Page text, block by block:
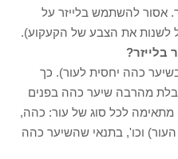
אסור להשתמש בלייזר על
לשנות את הצבע של הקעקוע).
בלייזר?
כהה יחסית לעור). כך
מהרבה שיער כהה בפנים
לכל סוג של עור: כהה,
וכו', בתנאי שהשיער כהה